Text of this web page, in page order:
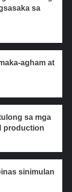
sa
agham at
sa mga
production
sinimulan